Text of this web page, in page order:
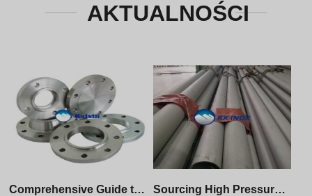
AKTUALNOŚCI
Comprehensive Guide to Stainless Steel Pipe Flanges and Fittings Sourcing High Pressure Stainless Steel Pipe: Technical Requirements